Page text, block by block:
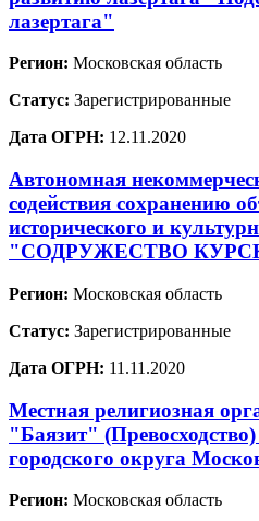
лазертага"
Регион: Московская область
Статус: Зарегистрированные
Дата ОГРН: 12.11.2020
Автономная
содействия сохранению
исторического и
"СОДРУЖЕСТВО
Регион: Московская область
Статус: Зарегистрированные
Дата ОГРН: 11.11.2020
Местная религиозная
"Баязит"
городского округа
Регион: Московская область